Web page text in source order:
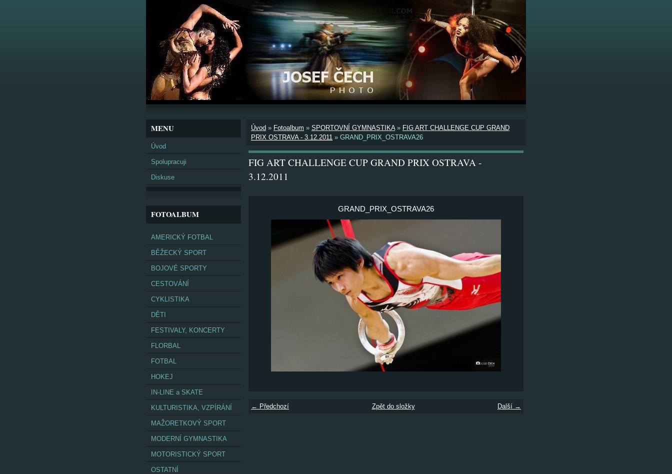
MENU
Úvod
Spolupracuji
Diskuse
FOTOALBUM
AMERICKÝ FOTBAL
BĚŽECKÝ SPORT
BOJOVÉ SPORTY
CESTOVÁNÍ
CYKLISTIKA
DĚTI
FESTIVALY, KONCERTY
FLORBAL
FOTBAL
HOKEJ
IN-LINE a SKATE
KULTURISTIKA, VZPÍRÁNÍ
MAŽORETKOVÝ SPORT
MODERNÍ GYMNASTIKA
MOTORISTICKÝ SPORT
OSTATNÍ
Úvod » Fotoalbum » SPORTOVNÍ GYMNASTIKA» FIG ART CHALLENGE CUP GRAND
PRIX OSTRAVA - 3.12.2011 » GRAND_PRIX_OSTRAVA26
FIG ART CHALLENGE CUP GRAND PRIX OSTRAVA -
3.12.2011
GRAND_PRIX_OSTRAVA26
← Předchozí Další →
Zpět do složky